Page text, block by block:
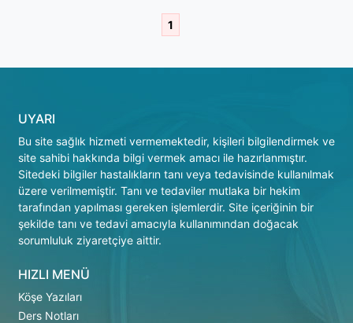
1
UYARI
Bu site sağlık hizmeti vermemektedir, kişileri bilgilendirmek ve
site sahibi hakkında bilgi vermek amacı ile hazırlanmıştır.
Sitedeki bilgiler hastalıkların tanı veya tedavisinde kullanılmak
üzere verilmemiştir. Tanı ve tedaviler mutlaka bir hekim
tarafından yapılması gereken işlemlerdir. Site içeriğinin bir
şekilde tanı ve tedavi amacıyla kullanımından doğacak
sorumluluk ziyaretçiye aittir.
HIZLI MENÜ
Köşe Yazıları
Ders Notları